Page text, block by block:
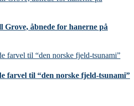
åbnede for hanerne på
farvel til “den norske fjeld-tsunami”